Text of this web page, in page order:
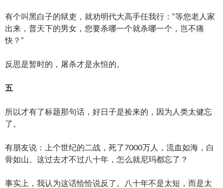
有个叫黑白子的狱吏，就劝明代大高手任我行：“等您老人家
出来，普天下的男女，您要杀哪一个就杀哪一个，岂不痛
快？”
反思是暂时的，屠杀才是永恒的。
五
所以才有了标题那句话，好日子是捡来的，因为人类太健忘
了。
有朋友说：上个世纪的二战，死了7000万人，流血如海，白
骨如山。这过去才不过八十年，怎么就尼玛都忘了？
事实上，我认为这话恰恰说反了。八十年不是太短，而是太